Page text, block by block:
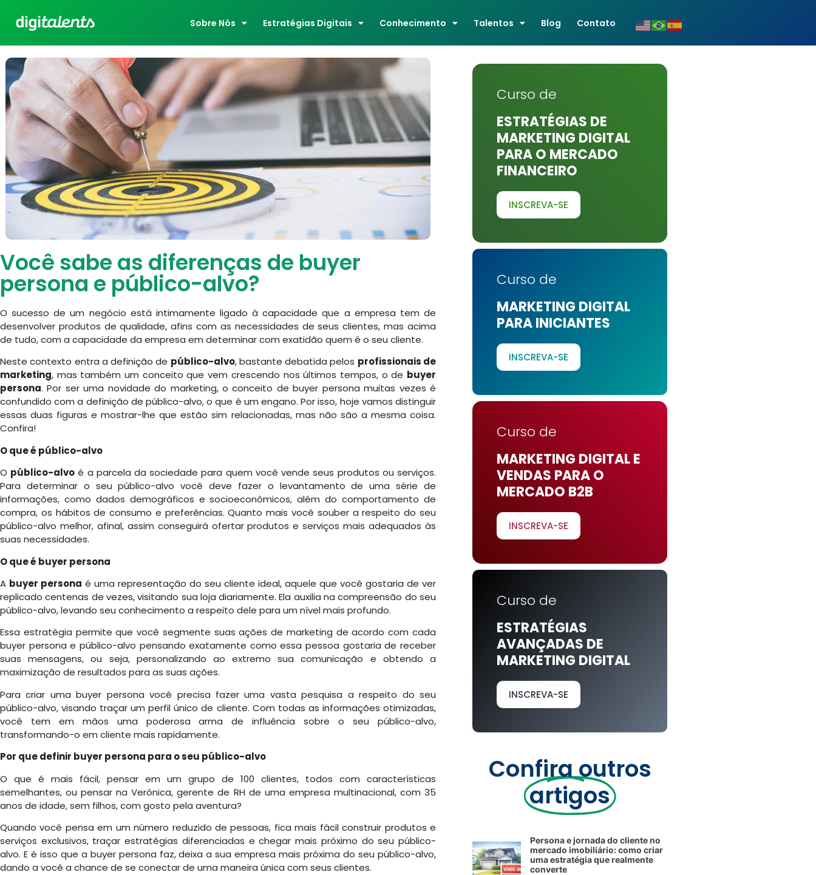
Sobre Nós Estratégias Digitais Conhecimento Talentos Blog Contato
Você sabe as diferenças de buyer
persona e público-alvo?
O sucesso de um negócio está intimamente ligado à capacidade que a empresa tem de
desenvolver produtos de qualidade, afins com as necessidades de seus clientes, mas acima
de tudo, com a capacidade da empresa em determinar com exatidão quem é o seu cliente.
Neste contexto entra a definição de público-alvo, bastante debatida pelos profissionais de
marketing, mas também um conceito que vem crescendo nos últimos tempos, o de buyer
persona. Por ser uma novidade do marketing, o conceito de buyer persona muitas vezes é
confundido com a definição de público-alvo, o que é um engano. Por isso, hoje vamos distinguir
essas duas figuras e mostrar-lhe que estão sim relacionadas, mas não são a mesma coisa.
Confira!
O que é público-alvo
O público-alvo é a parcela da sociedade para quem você vende seus produtos ou serviços.
Para determinar o seu público-alvo você deve fazer o levantamento de uma série de
informações, como dados demográficos e socioeconômicos, além do comportamento de
compra, os hábitos de consumo e preferências. Quanto mais você souber a respeito do seu
público-alvo melhor, afinal, assim conseguirá ofertar produtos e serviços mais adequados às
suas necessidades.
O que é buyer persona
A buyer persona é uma representação do seu cliente ideal, aquele que você gostaria de ver
replicado centenas de vezes, visitando sua loja diariamente. Ela auxilia na compreensão do seu
público-alvo, levando seu conhecimento a respeito dele para um nível mais profundo.
Essa estratégia permite que você segmente suas ações de marketing de acordo com cada
buyer persona e público-alvo pensando exatamente como essa pessoa gostaria de receber
suas mensagens, ou seja, personalizando ao extremo sua comunicação e obtendo a
maximização de resultados para as suas ações.
Para criar uma buyer persona você precisa fazer uma vasta pesquisa a respeito do seu
público-alvo, visando traçar um perfil único de cliente. Com todas as informações otimizadas,
você tem em mãos uma poderosa arma de influência sobre o seu público-alvo,
transformando-o em cliente mais rapidamente.
Por que definir buyer persona para o seu público-alvo
O que é mais fácil, pensar em um grupo de 100 clientes, todos com características
semelhantes, ou pensar na Verônica, gerente de RH de uma empresa multinacional, com 35
anos de idade, sem filhos, com gosto pela aventura?
Quando você pensa em um número reduzido de pessoas, fica mais fácil construir produtos e
serviços exclusivos, traçar estratégias diferenciadas e chegar mais próximo do seu público-
alvo. E é isso que a buyer persona faz, deixa a sua empresa mais próxima do seu público-alvo,
dando a você a chance de se conectar de uma maneira única com seus clientes.
Curso de
ESTRATÉGIAS DE
MARKETING DIGITAL
PARA O MERCADO
FINANCEIRO
INSCREVA-SE
Curso de
MARKETING DIGITAL
PARA INICIANTES
INSCREVA-SE
Curso de
MARKETING DIGITAL E
VENDAS PARA O
MERCADO B2B
INSCREVA-SE
Curso de
ESTRATÉGIAS
AVANÇADAS DE
MARKETING DIGITAL
INSCREVA-SE
Confira outros
artigos
Persona e jornada do cliente no
mercado imobiliário: como criar
uma estratégia que realmente
converte